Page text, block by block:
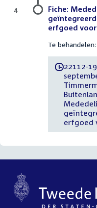
Fiche:
erfgoed voor
Te behandelen:
-22112-
erfgoed
4